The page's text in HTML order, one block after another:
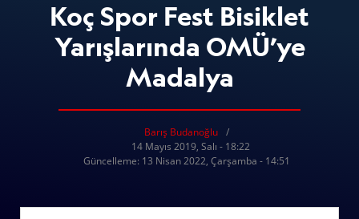
Koç Spor Fest Bisiklet
Yarışlarında OMÜ’ye
Madalya
Barış Budanoğlu
14 Mayıs 2019, Salı - 18:22
Güncelleme: 13 Nisan 2022, Çarşamba - 14:51